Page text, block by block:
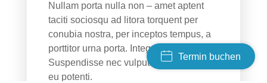
Nullam porta nulla non – amet aptent
taciti sociosqu ad litora torquent per
conubia nostra, per inceptos tempus, a
porttitor urna porta. Integer a turpis nibh.
Suspendisse nec vulputate nulla iaculis
eu potenti.
Termin buchen